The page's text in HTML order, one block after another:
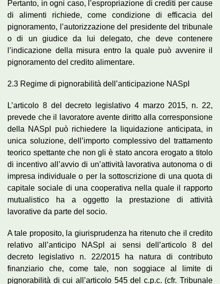
Pertanto, in ogni caso, l’espropriazione di crediti per cause
di alimenti richiede, come condizione di efficacia del
pignoramento, l’autorizzazione del presidente del tribunale
o di un giudice da lui delegato, che deve contenere
l’indicazione della misura entro la quale può avvenire il
pignoramento del credito alimentare.
2.3 Regime di pignorabilità dell’anticipazione NASpI
L’articolo 8 del decreto legislativo 4 marzo 2015, n. 22,
prevede che il lavoratore avente diritto alla corresponsione
della NASpI può richiedere la liquidazione anticipata, in
unica soluzione, dell’importo complessivo del trattamento
teorico spettante che non gli è stato ancora erogato a titolo
di incentivo all’avvio di un’attività lavorativa autonoma o di
impresa individuale o per la sottoscrizione di una quota di
capitale sociale di una cooperativa nella quale il rapporto
mutualistico ha a oggetto la prestazione di attività
lavorative da parte del socio.
A tale proposito, la giurisprudenza ha ritenuto che il credito
relativo all’anticipo NASpI ai sensi dell’articolo 8 del
decreto legislativo n. 22/2015 ha natura di contributo
finanziario che, come tale, non soggiace al limite di
pignorabilità di cui all’articolo 545 del c.p.c. (cfr. Tribunale